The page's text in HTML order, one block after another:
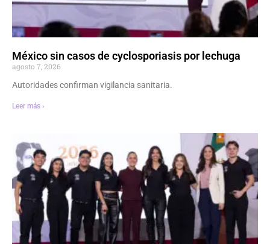
México sin casos de cyclosporiasis por lechuga
agosto 7, 2026
Autoridades confirman vigilancia sanitaria.
Leer más ›